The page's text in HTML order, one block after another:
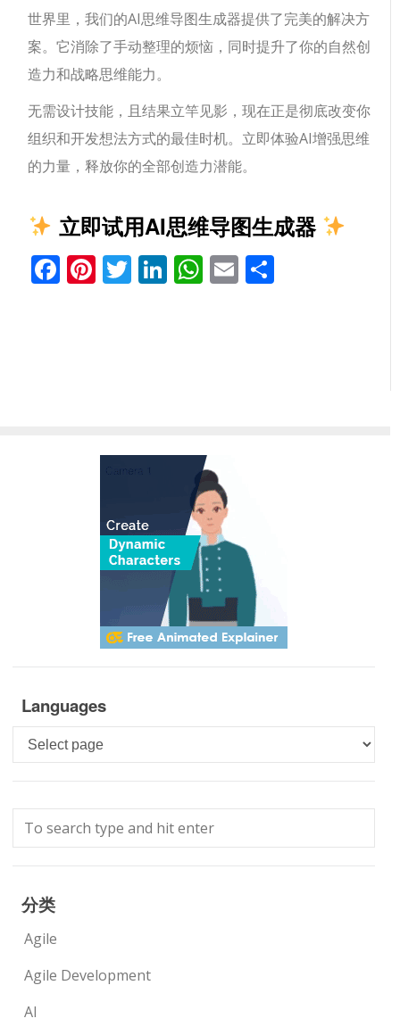
世界里，我们的AI思维导图生成器提供了完美的解决方
案。它消除了手动整理的烦恼，同时提升了你的自然创
造力和战略思维能力。
无需设计技能，且结果立竿见影，现在正是彻底改变你
组织和开发想法方式的最佳时机。立即体验AI增强思维
的力量，释放你的全部创造力潜能。
立即试用AI思维导图生成器
Facebook
Pinterest
Twitter
LinkedIn
WhatsApp
Email
Languages
Languages
分类
Agile
Agile Development
AI